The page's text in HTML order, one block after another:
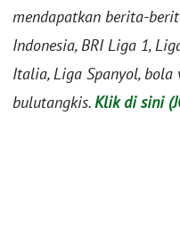
mendapatkan berita-
Indonesia, BRI Liga 1,
Italia, Liga Spanyol, bola
bulutangkis.Klik di sini